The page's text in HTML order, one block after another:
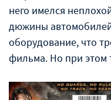
него имелся
дюжины
оборудование, что
фильма. Но при